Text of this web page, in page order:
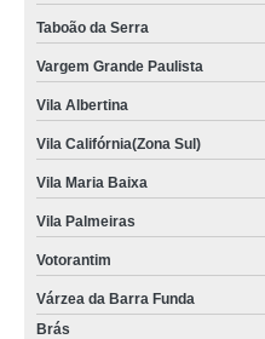
onde faz locação de kimono branco
locação de kimono branco valor Vila
locação de kimonos cetim Barra
locação de kimono tradicional
onde faz locação de kimono cetim
onde tem locação de kimono
onde tem locação de kimono São
locação de kimono preto feminino
Taboão da Serra
Vargem Grande Paulista
Vila Albertina
Vila Califórnia(Zona Sul)
Vila Maria Baixa
Vila Palmeiras
Votorantim
Várzea da Barra Funda
Brás